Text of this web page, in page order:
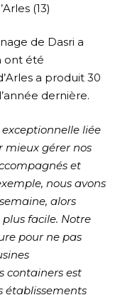
(13)
de Dasri a
ont été
a produit 30
dernière.
liée
mieux gérer nos
et
nous avons
alors
facile. Notre
pour ne pas
containers est
établissements